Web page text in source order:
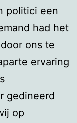
politici een
had het
ons te
ervaring
gedineerd
op